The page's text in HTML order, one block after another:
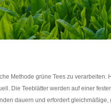
Methode grüne Tees zu
Die Teeblätter werden auf einer
dauern und erfordert